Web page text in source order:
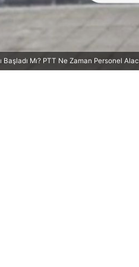
Başladı Mı? PTT Ne Zaman Personel